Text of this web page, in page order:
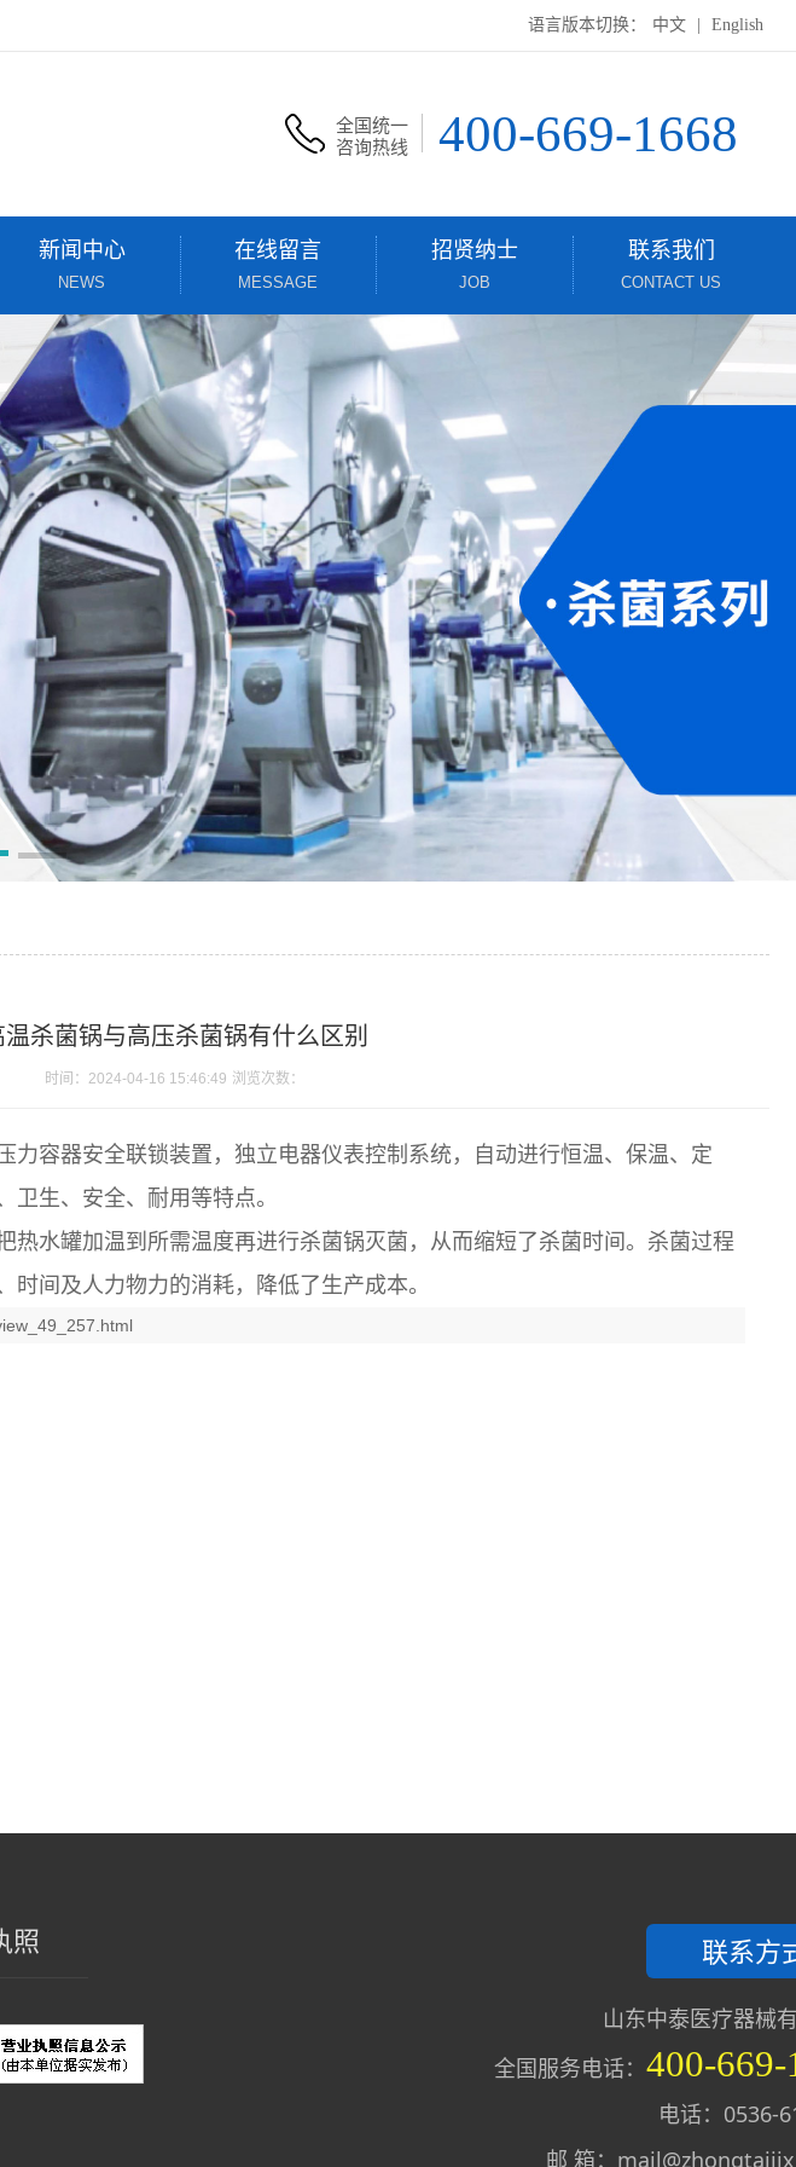
语言版本切换： 中文 English
全国统一
咨询热线
400-669-1668
新闻中心
NEWS
在线留言
MESSAGE
招贤纳士
JOB
联系我们
CONTACT US
温杀菌锅与高压杀菌锅有什么区别
时间：2024-04-16 15:46:49 浏览次数：
力容器安全联锁装置，独立电器仪表控制系统，自动进行恒温、保温、定
生、安全、耐用等特点。
热水罐加温到所需温度再进行杀菌锅灭菌，从而缩短了杀菌时间。杀菌过程
间及人力物力的消耗，降低了生产成本。
照 联系方
山东中泰医疗器械
全国服务电话： 400-669-
电话：0536-
邮 箱：